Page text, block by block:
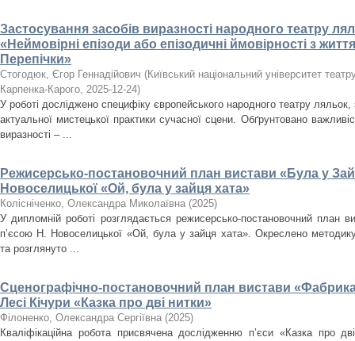
Застосування засобів виразності народного театру
«Неймовірні епізоди або епізодичні ймовірності з
Перепічки»
Стогодюк, Єгор Геннадійович (Київський національний університет
Карпенка-Карого, 2025-12-24)
У роботі досліджено специфіку європейського народного театру
актуальної мистецької практики сучасної сцени. Обґрунтовано
виразності – ...
Режисерсько-постановочний план вистави «Була у
Новоселицької «Ой, була у зайця хата»
Колісніченко, Олександра Миколаївна (2025)
У дипломній роботі розглядається режисерсько-постановочний план
п’єсою Н. Новоселицької «Ой, була у зайця хата». Окреслено
та розглянуто ...
Сценографічно-постановочний план вистави
Лесі Кічури «Казка про дві нитки»
Філоненко, Олександра Сергіївна (2025)
Кваліфікаційна робота присвячена дослідженню п’єси «Казка про